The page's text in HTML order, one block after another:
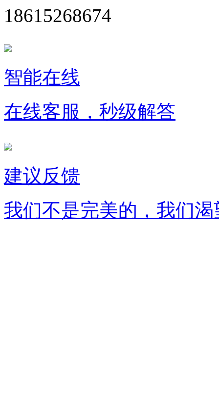
18615268674
智能在线
在线客服，秒级解答
建议反馈
我们不是完美的，我们